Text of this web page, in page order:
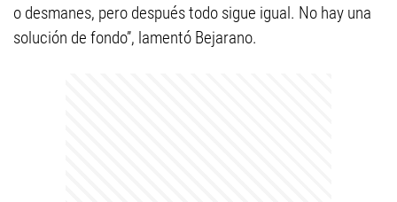
o desmanes, pero después todo sigue igual. No hay una
solución de fondo”, lamentó Bejarano.